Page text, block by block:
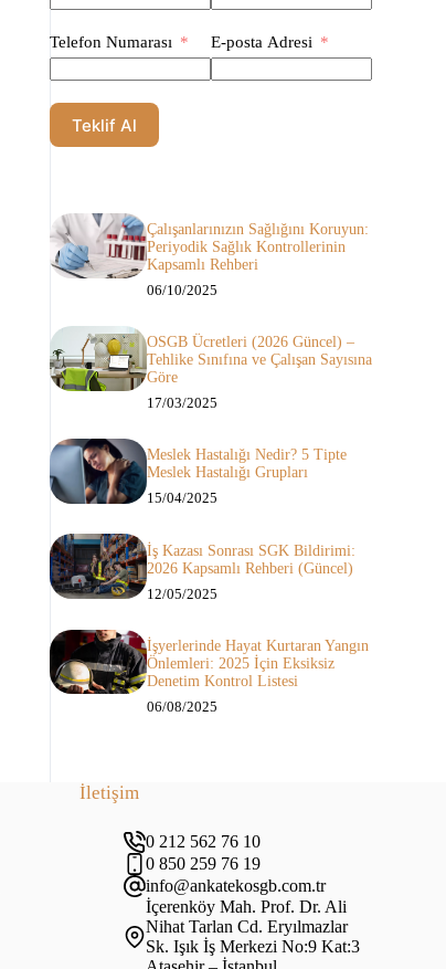
Telefon Numarası E-posta Adresi
Teklif Al
Çalışanlarınızın Sağlığını Koruyun:
Periyodik Sağlık Kontrollerinin
Kapsamlı Rehberi
06/10/2025
OSGB Ücretleri (2026 Güncel) –
Tehlike Sınıfına ve Çalışan Sayısına
Göre
17/03/2025
Meslek Hastalığı Nedir? 5 Tipte
Meslek Hastalığı Grupları
15/04/2025
İş Kazası Sonrası SGK Bildirimi:
2026 Kapsamlı Rehberi (Güncel)
12/05/2025
İşyerlerinde Hayat Kurtaran Yangın
Önlemleri: 2025 İçin Eksiksiz
Denetim Kontrol Listesi
06/08/2025
İletişim
0 212 562 76 10
0 850 259 76 19
info@ankatekosgb.com.tr
İçerenköy Mah. Prof. Dr. Ali
Nihat Tarlan Cd. Eryılmazlar
Sk. Işık İş Merkezi No:9 Kat:3